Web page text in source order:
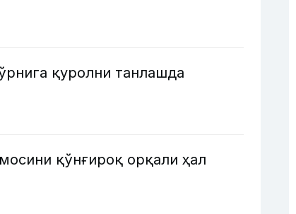
қуролни танлашда
қўнғироқ орқали ҳал